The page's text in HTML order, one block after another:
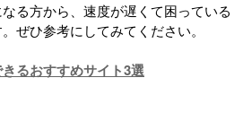
る方から、速度が遅くて困っている
ぜひ参考にしてみてください。
るおすすめサイト3選